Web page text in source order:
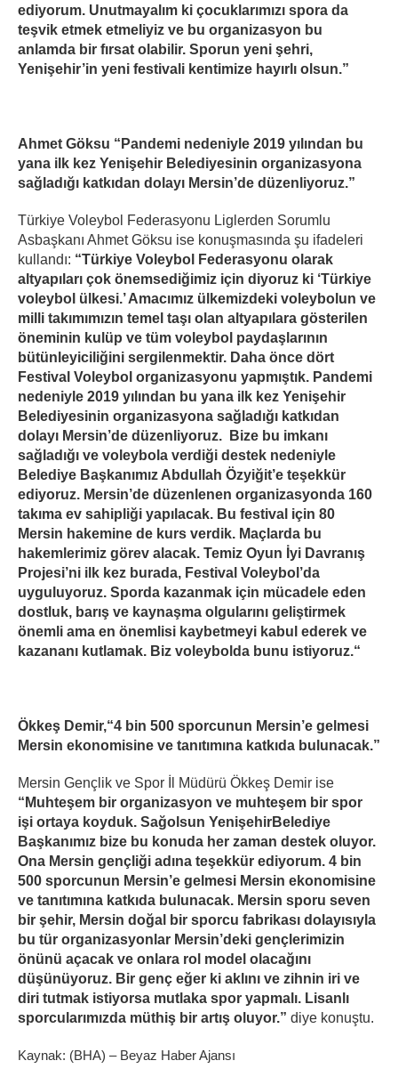
ediyorum. Unutmayalım ki çocuklarımızı spora da
teşvik etmek etmeliyiz ve bu organizasyon bu
anlamda bir fırsat olabilir. Sporun yeni şehri,
Yenişehir’in yeni festivali kentimize hayırlı olsun.”
Ahmet Göksu “Pandemi nedeniyle 2019 yılından bu
yana ilk kez Yenişehir Belediyesinin organizasyona
sağladığı katkıdan dolayı Mersin’de düzenliyoruz.”
Türkiye Voleybol Federasyonu Liglerden Sorumlu
Asbaşkanı Ahmet Göksu ise konuşmasında şu ifadeleri
kullandı: “Türkiye Voleybol Federasyonu olarak
altyapıları çok önemsediğimiz için diyoruz ki ‘Türkiye
voleybol ülkesi.’ Amacımız ülkemizdeki voleybolun ve
milli takımımızın temel taşı olan altyapılara gösterilen
öneminin kulüp ve tüm voleybol paydaşlarının
bütünleyiciliğini sergilenmektir. Daha önce dört
Festival Voleybol organizasyonu yapmıştık. Pandemi
nedeniyle 2019 yılından bu yana ilk kez Yenişehir
Belediyesinin organizasyona sağladığı katkıdan
dolayı Mersin’de düzenliyoruz. Bize bu imkanı
sağladığı ve voleybola verdiği destek nedeniyle
Belediye Başkanımız Abdullah Özyiğit’e teşekkür
ediyoruz. Mersin’de düzenlenen organizasyonda 160
takıma ev sahipliği yapılacak. Bu festival için 80
Mersin hakemine de kurs verdik. Maçlarda bu
hakemlerimiz görev alacak. Temiz Oyun İyi Davranış
Projesi’ni ilk kez burada, Festival Voleybol’da
uyguluyoruz. Sporda kazanmak için mücadele eden
dostluk, barış ve kaynaşma olgularını geliştirmek
önemli ama en önemlisi kaybetmeyi kabul ederek ve
kazananı kutlamak. Biz voleybolda bunu istiyoruz.“
Ökkeş Demir,“4 bin 500 sporcunun Mersin’e gelmesi
Mersin ekonomisine ve tanıtımına katkıda bulunacak.”
Mersin Gençlik ve Spor İl Müdürü Ökkeş Demir ise
“Muhteşem bir organizasyon ve muhteşem bir spor
işi ortaya koyduk. Sağolsun YenişehirBelediye
Başkanımız bize bu konuda her zaman destek oluyor.
Ona Mersin gençliği adına teşekkür ediyorum. 4 bin
500 sporcunun Mersin’e gelmesi Mersin ekonomisine
ve tanıtımına katkıda bulunacak. Mersin sporu seven
bir şehir, Mersin doğal bir sporcu fabrikası dolayısıyla
bu tür organizasyonlar Mersin’deki gençlerimizin
önünü açacak ve onlara rol model olacağını
düşünüyoruz. Bir genç eğer ki aklını ve zihnin iri ve
diri tutmak istiyorsa mutlaka spor yapmalı. Lisanlı
sporcularımızda müthiş bir artış oluyor.” diye konuştu.
Kaynak: (BHA) – Beyaz Haber Ajansı